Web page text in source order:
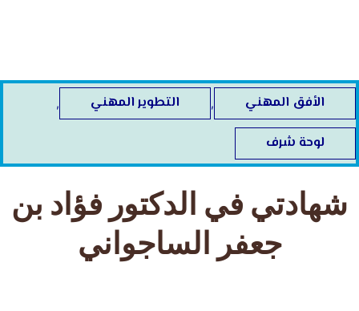
الأفق المهني , التطوير المهني ,
لوحة شرف
شهادتي في الدكتور فؤاد بن
جعفر الساجواني